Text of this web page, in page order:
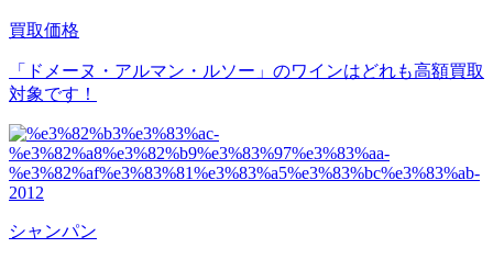
買取価格
「ドメーヌ・アルマン・ルソー」のワインはどれも高額買取
対象です！
シャンパン